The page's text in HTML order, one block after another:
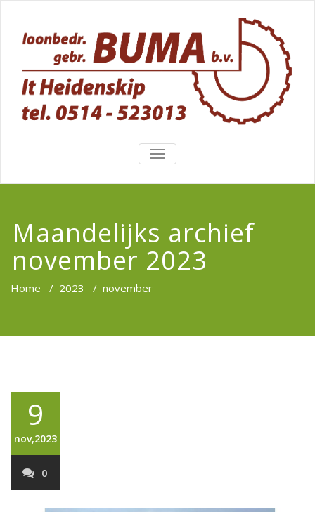
TOGGLE
Maandelijks archief
november 2023
Home / 2023 / november
9
nov,2023
0